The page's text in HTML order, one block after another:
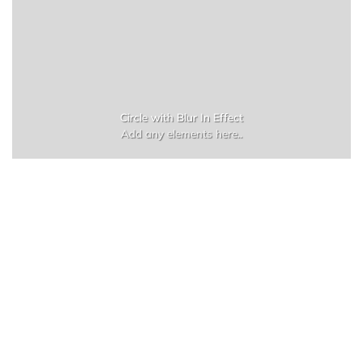
Circle with Blur In Effect
Add any elements here..